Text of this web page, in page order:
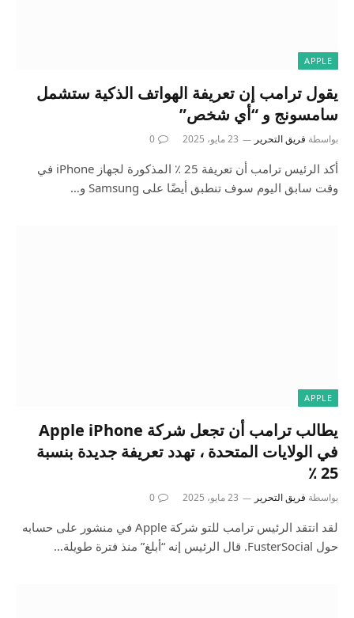
APPLE
يقول ترامب إن تعريفة الهواتف الذكية ستشمل
سامسونج و “أي شخص”
بواسطة فريق التحرير 23 مايو، 2025 0
أكد الرئيس ترامب أن تعريفة 25 ٪ المذكورة لجهاز iPhone في
وقت سابق اليوم سوف تنطبق أيضًا على Samsung و…
APPLE
يطالب ترامب أن تجعل شركة Apple iPhone
في الولايات المتحدة ، تهدد تعريفة جديدة بنسبة
25 ٪
بواسطة فريق التحرير 23 مايو، 2025 0
لقد انتقد الرئيس ترامب للتو شركة Apple في منشور على حسابه
حول FusterSocial. قال الرئيس إنه “أبلغ” منذ فترة طويلة…